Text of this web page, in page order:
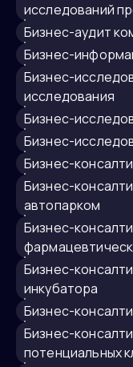
исследований
бизнес-аудит
Бизнес-
бизнес-исследования и маркетинговые
исследования
Бизнес-
бизнес-
бизнес-
бизнес-консалтинг в области управления
автопарком
бизнес-консалтинг в области
бизнес-консалтинг в рамках услуг бизнес-
инкубатора
бизнес-
бизнес-консалтинг в сфере финансирования
потенциальных